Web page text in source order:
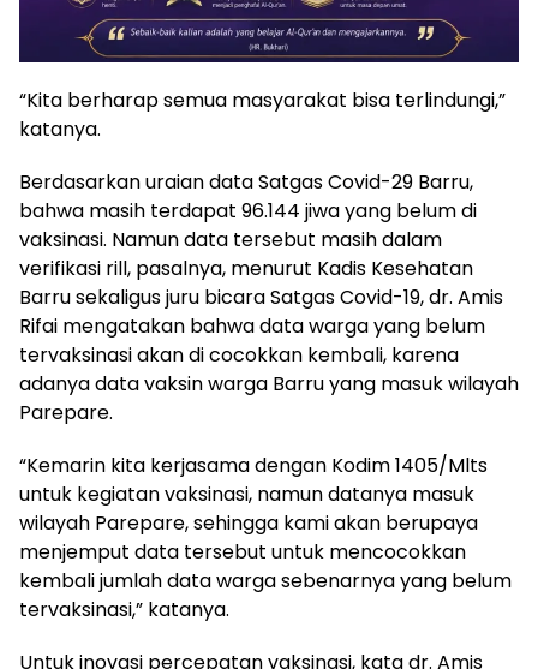
“Kita berharap semua masyarakat bisa terlindungi,”
katanya.
Berdasarkan uraian data Satgas Covid-29 Barru,
bahwa masih terdapat 96.144 jiwa yang belum di
vaksinasi. Namun data tersebut masih dalam
verifikasi rill, pasalnya, menurut Kadis Kesehatan
Barru sekaligus juru bicara Satgas Covid-19, dr. Amis
Rifai mengatakan bahwa data warga yang belum
tervaksinasi akan di cocokkan kembali, karena
adanya data vaksin warga Barru yang masuk wilayah
Parepare.
“Kemarin kita kerjasama dengan Kodim 1405/Mlts
untuk kegiatan vaksinasi, namun datanya masuk
wilayah Parepare, sehingga kami akan berupaya
menjemput data tersebut untuk mencocokkan
kembali jumlah data warga sebenarnya yang belum
tervaksinasi,” katanya.
Untuk inovasi percepatan vaksinasi, kata dr. Amis